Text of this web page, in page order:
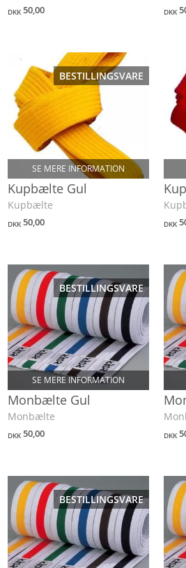
DKK50,00 DKK
BESTILLINGSVARE
SE MERE INFORMATION
Kupbælte Gul
Kupbælte
DKK50,00 DKK
BESTILLINGSVARE
SE MERE INFORMATION
Monbælte Gul
Monbælte
DKK50,00 DKK
BESTILLINGSVARE